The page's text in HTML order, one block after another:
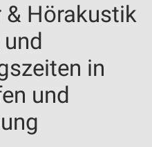
& Hörakustik
in
und